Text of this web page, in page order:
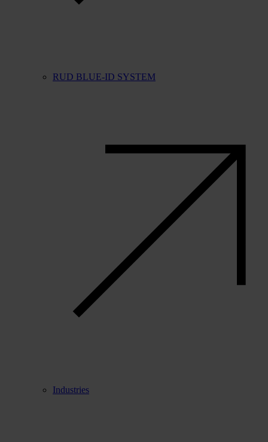
RUD BLUE-ID SYSTEM
Industries